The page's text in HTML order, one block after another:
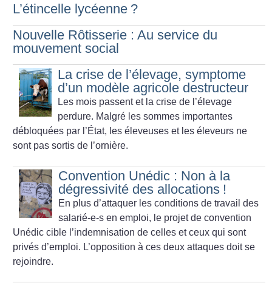
L’étincelle lycéenne ?
Nouvelle Rôtisserie : Au service du
mouvement social
La crise de l’élevage, symptome
d’un modèle agricole destructeur
Les mois passent et la crise de l’élevage
perdure. Malgré les sommes importantes
débloquées par l’État, les éleveuses et les éleveurs ne
sont pas sortis de l’ornière.
Convention Unédic : Non à la
dégressivité des allocations !
En plus d’attaquer les conditions de travail des
salarié-e-s en emploi, le projet de convention
Unédic cible l’indemnisation de celles et ceux qui sont
privés d’emploi. L’opposition à ces deux attaques doit se
rejoindre.